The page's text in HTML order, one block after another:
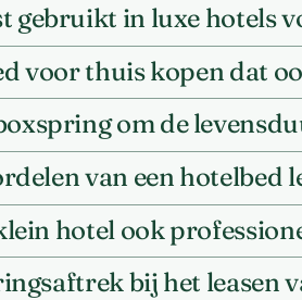
gebruikt in luxe hotels
voor thuis kopen dat
om de
van een hotelbed
hotel ook
bij het leasen